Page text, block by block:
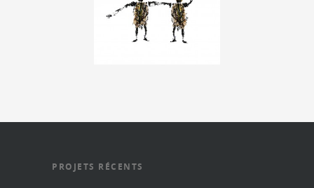
PROJETS RÉCENTS